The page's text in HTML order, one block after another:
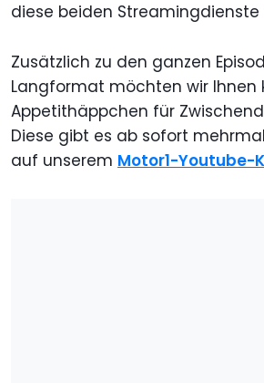
diese beiden
Zusätzlich zu den ganzen
Langformat möchten wir Ihnen
Appetithäppchen für
Diese gibt es ab sofort
auf unserem Motor1-Youtube-